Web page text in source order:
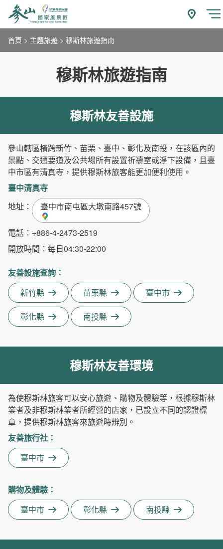
主
內
附近玩開
首頁 主題旅遊 穆斯林旅遊指南
穆斯林旅遊指南
穆斯林友善設施
參山轄區橫跨新竹、苗栗、臺中、彰化及南投，在該區內的
景點、交通要道及公共場所有設置祈禱室或淨下設備，且臺
中市區有清真寺，提供穆斯林旅客能更加便利使用。
臺中清真寺
地址 ： 臺中市南屯區大墩南路457號
電話 ：+886-4-2473-2519
開放時間 ： 每日04:30-22:00
友善設施查詢 ：
新竹縣
苗栗縣 臺中市
彰化縣 南投縣
穆斯林友善環境
為使穆斯林旅客可以安心旅遊、購物及體驗等，根據穆斯林
業者及非穆斯林業者所經營的店家，已設立不同的認證標
章，提供穆斯林旅客來旅遊時辨別。
友善旅行社 ：
臺中市
購物及體驗 ：
臺中市
彰化縣 南投縣